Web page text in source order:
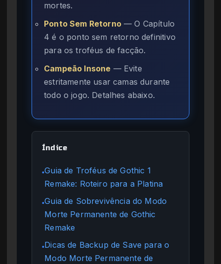
mortes.
Ponto Sem Retorno— O Capítulo
4 é o ponto sem retorno definitivo
para os troféus de facção.
Campeão Insone — Evite
estritamente usar camas durante
todo o jogo. Detalhes abaixo.
Índice
●Guia de Troféus de Gothic 1
Remake: Roteiro para a Platina
●Guia de Sobrevivência do Modo
Morte Permanente de Gothic
Remake
●Dicas de Backup de Save para o
Modo Morte Permanente de